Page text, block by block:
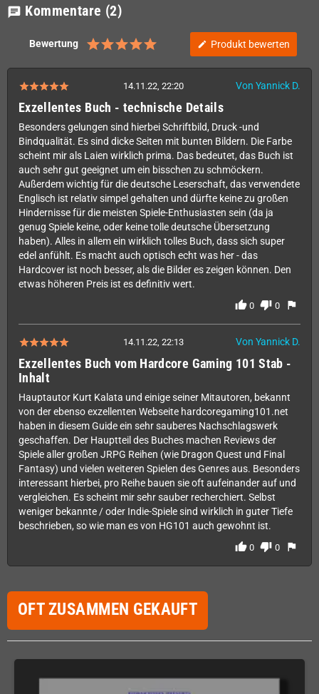
chat Kommentare (2)
Bewertung edit Produkt bewerten
14.11.22, 22:20 Von Yannick D.
Exzellentes Buch - technische Details
Besonders gelungen sind hierbei Schriftbild, Druck -und
Bindqualität. Es sind dicke Seiten mit bunten Bildern. Die Farbe
scheint mir als Laien wirklich prima. Das bedeutet, das Buch ist
auch sehr gut geeignet um ein bisschen zu schmöckern.
Außerdem wichtig für die deutsche Leserschaft, das verwendete
Englisch ist relativ simpel gehalten und dürfte keine zu großen
Hindernisse für die meisten Spiele-Enthusiasten sein (da ja
genug Spiele keine, oder keine tolle deutsche Übersetzung
haben). Alles in allem ein wirklich tolles Buch, dass sich super
edel anfühlt. Es macht auch optisch echt was her - das
Hardcover ist noch besser, als die Bilder es zeigen können. Den
etwas höheren Preis ist es definitiv wert.
thumb_up 0 thumb_down 0 flag
14.11.22, 22:13 Von Yannick D.
Exzellentes Buch vom Hardcore Gaming 101 Stab -
Inhalt
Hauptautor Kurt Kalata und einige seiner Mitautoren, bekannt
von der ebenso exzellenten Webseite hardcoregaming101.net
haben in diesem Guide ein sehr sauberes Nachschlagswerk
geschaffen. Der Hauptteil des Buches machen Reviews der
Spiele aller großen JRPG Reihen (wie Dragon Quest und Final
Fantasy) und vielen weiteren Spielen des Genres aus. Besonders
interessant hierbei, pro Reihe bauen sie oft aufeinander auf und
vergleichen. Es scheint mir sehr sauber recherchiert. Selbst
weniger bekannte / oder Indie-Spiele sind wirklich in guter Tiefe
beschrieben, so wie man es von HG101 auch gewohnt ist.
thumb_up 0 thumb_down 0 flag
OFT ZUSAMMEN GEKAUFT